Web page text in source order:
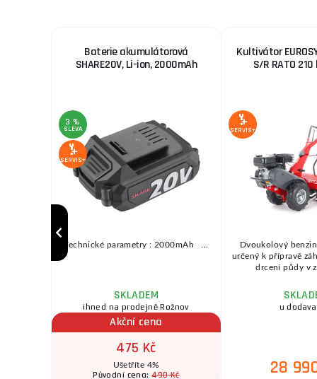
Baterie akumulátorová
SHARE20V, Li-ion, 2000mAh
3 %
SLEVA
SERVIS+
Technické parametry : 2000mAh ...
SKLADEM
ihned na prodejně Rožnov
Akční cena
475 Kč
Ušetříte 4%
Původní cena:490 Kč
Kultivátor
S/R RATO
SERVIS+
Dvoukolový
určený k přípravě
drcení půdy v
u
28